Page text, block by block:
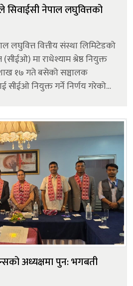
सिवाईसी नेपाल लघुवित्तको
लघुवित्त वित्तीय संस्था लिमिटेडको
मा राधेश्याम श्रेष्ठ नियुक्त
सीईओ नियुक्त गर्ने निर्णय गरेको
अध्यक्षमा पुन: भगबती